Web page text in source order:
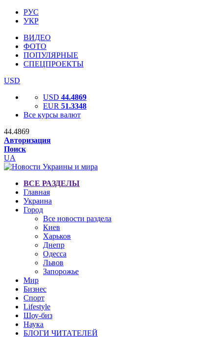
РУС
УКР
ВИДЕО
ФОТО
ПОПУЛЯРНЫЕ
СПЕЦПРОЕКТЫ
USD
USD 44.4869
EUR 51.3348
Все курсы валют
44.4869
Авторизация
Поиск
UA
ВСЕ РАЗДЕЛЫ
Главная
Украина
Город
Все новости раздела
Киев
Харьков
Днепр
Одесса
Львов
Запорожье
Мир
Бизнес
Спорт
Lifestyle
Шоу-биз
Наука
БЛОГИ ЧИТАТЕЛЕЙ